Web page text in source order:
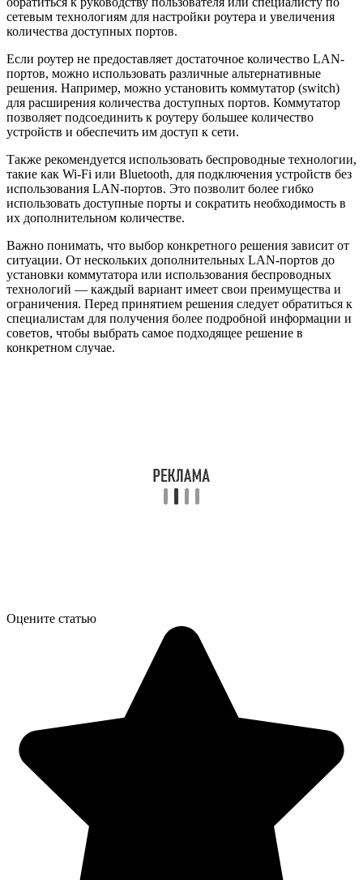
сетевым технологиям для настройки роутера и увеличения
количества доступных портов.
Если роутер не предоставляет достаточное количество LAN-
портов, можно использовать различные альтернативные
решения. Например, можно установить коммутатор (switch)
для расширения количества доступных портов. Коммутатор
позволяет подсоединить к роутеру большее количество
устройств и обеспечить им доступ к сети.
Также рекомендуется использовать беспроводные технологии,
такие как Wi-Fi или Bluetooth, для подключения устройств без
использования LAN-портов. Это позволит более гибко
использовать доступные порты и сократить необходимость в
их дополнительном количестве.
Важно понимать, что выбор конкретного решения зависит от
ситуации. От нескольких дополнительных LAN-портов до
установки коммутатора или использования беспроводных
технологий — каждый вариант имеет свои преимущества и
ограничения. Перед принятием решения следует обратиться к
специалистам для получения более подробной информации и
советов, чтобы выбрать самое подходящее решение в
конкретном случае.
Оцените статью